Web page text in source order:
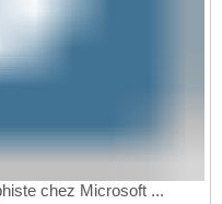
chez Microsoft ...